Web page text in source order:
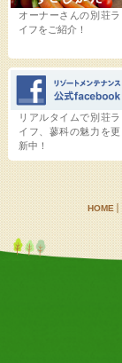
オーナーさんの別荘ラ
イフをご紹介！
リアルタイムで別荘ラ
イフ、蓼科の魅力を更
新中！
HOME